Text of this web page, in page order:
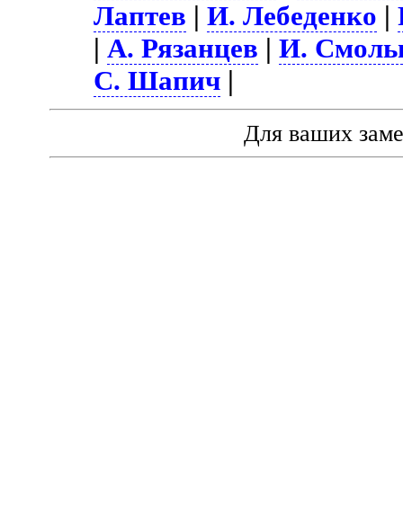
Лаптев |И. Лебеденко |
|А. Рязанцев |И.
С. Шапич |
Для ваших